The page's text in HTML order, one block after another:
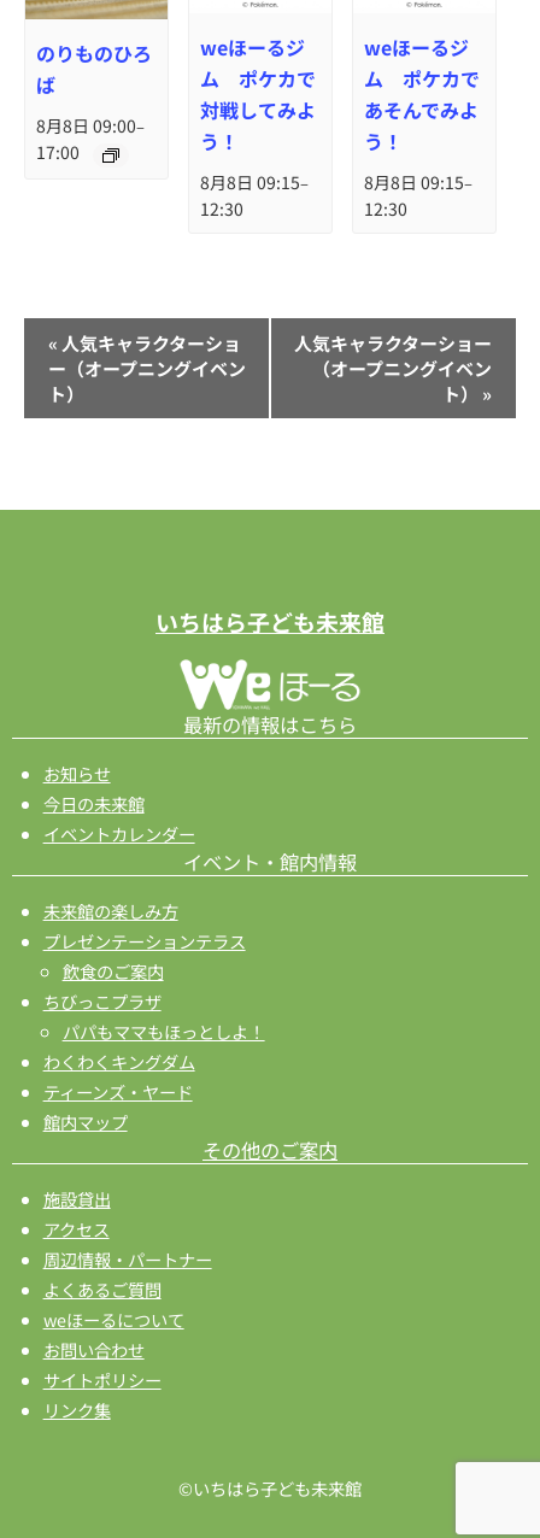
のりものひろ
ば
8月8日 09:00–
17:00
weほーるジ
ム ポケカで
対戦してみよ
う！
8月8日 09:15–
12:30
weほーるジ
ム ポケカで
あそんでみよ
う！
8月8日 09:15–
12:30
ビ
« 人気キャラクターショ
ー（オープニングイベン
ト）
人気キャラクターショー
（オープニングイベン
ト） »
いちはら子ども未来館
最新の情報はこちら
お知らせ
今日の未来館
イベントカレンダー
イベント・館内情報
未来館の楽しみ方
プレゼンテーションテラス
飲食のご案内
ちびっこプラザ
パパもママもほっとしよ！
わくわくキングダム
ティーンズ・ヤード
館内マップ
その他のご案内
施設貸出
アクセス
周辺情報・パートナー
よくあるご質問
weほーるについて
お問い合わせ
サイトポリシー
リンク集
©いちはら子ども未来館